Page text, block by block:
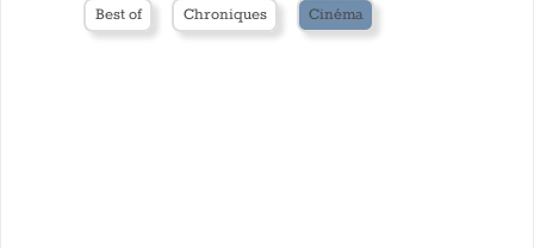
Best of Chroniques Cinéma